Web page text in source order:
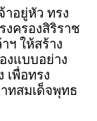
าอยู่หัว ทรง
งครองสิริราช
ฯ ให้สร้าง
งแบบอย่าง
เพื่อทรง
ทสมเด็จพุทธ